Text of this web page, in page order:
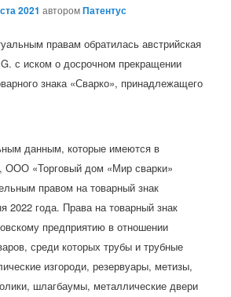
2021 авторомПатентус
правам обратилась австрийская
с иском о досрочном прекращении
знака «Сварко», принадлежащего
данным, которые имеются в
ООО «Торговый дом «Мир сварки»
правом на товарный знак
2022 года. Права на товарный знак
предприятию в отношении
среди которых трубы и трубные
изгороди, резервуары, метизы,
шлагбаумы, металлические двери